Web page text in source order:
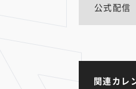
公式配信
関連カレ